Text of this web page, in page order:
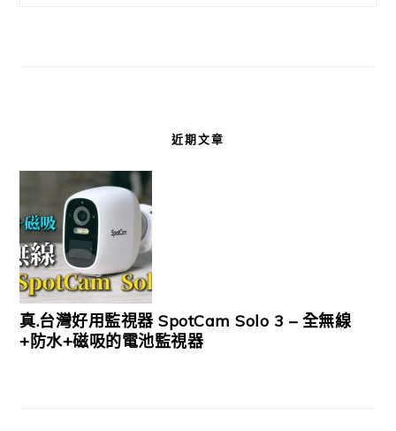
近期文章
真.台灣好用監視器 SpotCam Solo 3 – 全無線
+防水+磁吸的電池監視器